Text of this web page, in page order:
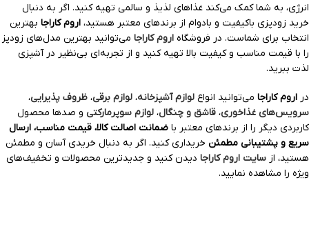
انرژی، به شما کمک می‌کند غذاهای لذیذ و سالمی تهیه کنید. اگر به دنبال
خرید زودپزی باکیفیت و بادوام از برندهای معتبر هستید، اروم کاراجا بهترین
انتخاب برای شماست. در فروشگاه اروم کاراجا می‌توانید بهترین مدل‌های زودپز
را با قیمت مناسب و کیفیت بالا تهیه کنید و از تجربه‌ای بی‌نظیر در آشپزی
لذت ببرید.
در اروم کاراجا می‌توانید انواع لوازم آشپزخانه، لوازم برقی، ظروف پذیرایی،
سرویس‌های غذاخوری، قاشق و چنگال، لوازم سوپرمارکتی و صدها محصول
کاربردی دیگر را از برندهای معتبر با ضمانت اصالت کالا، قیمت مناسب، ارسال
سریع و پشتیبانی مطمئن خریداری کنید. اگر به دنبال خریدی آسان و مطمئن
هستید، از سایت اروم کاراجا دیدن کنید و جدیدترین محصولات و تخفیف‌های
ویژه را مشاهده نمایید.